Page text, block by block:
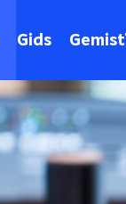
Gids Gemist